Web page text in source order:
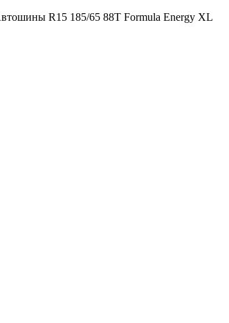
R15 185/65 88T Formula Energy XL